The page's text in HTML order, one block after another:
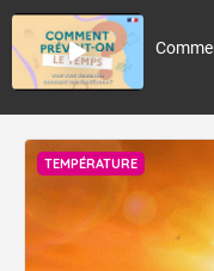
TEMPÉRATURE